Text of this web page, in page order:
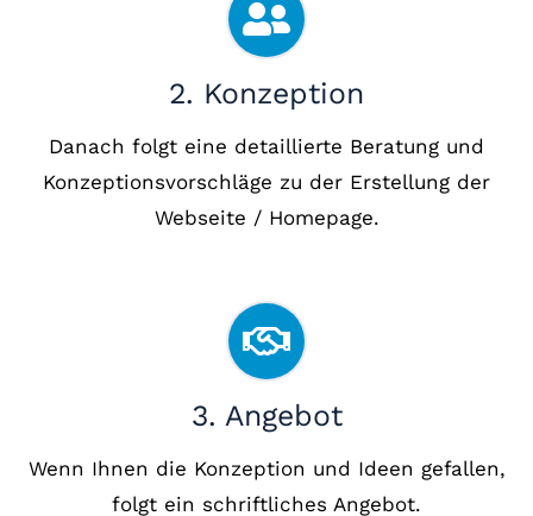
2. Konzeption
Danach folgt eine detaillierte Beratung und
Konzeptionsvorschläge zu der Erstellung der
Webseite / Homepage.
3. Angebot
Wenn Ihnen die Konzeption und Ideen gefallen,
folgt ein schriftliches Angebot.